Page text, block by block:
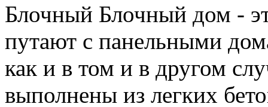
Блочный Блочный дом -
путают с панельными
как и в том и в другом
выполнены из легких